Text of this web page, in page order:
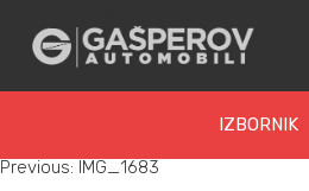
IZBORNIK
Post
Previous: IMG_1683